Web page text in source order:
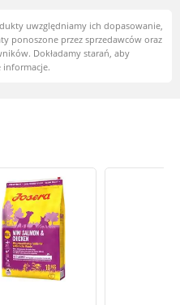
uwzględniamy ich dopasowanie,
ponoszone przez sprzedawców oraz
Dokładamy starań, aby
informacje.